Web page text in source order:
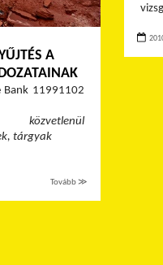
A
11991102
közvetlenül
tárgyak
Tovább ≫